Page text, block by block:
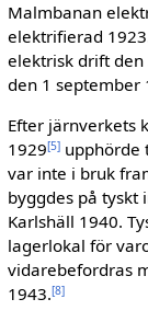
Malmbanan
elektrifierad
elektrisk drift
den 1 september
Efter järnverkets
1929[5]upphörde
var inte i bruk
byggdes på
Karlshäll 1940.
lagerlokal för
vidarebefordras
1943.[8]